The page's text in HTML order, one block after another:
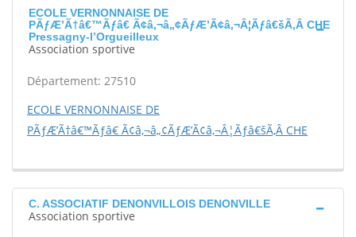
ECOLE VERNONNAISE DE
PÃƒÆ’Ã†â€™Ãƒâ€ Ã¢â‚¬â„¢ÃƒÆ’Ã¢â‚¬Â¦Ãƒâ€šÃ‚Â CHE
Pressagny-l’Orgueilleux
Association sportive
Département: 27510
ECOLE VERNONNAISE DE
PÃƒÆ’Ã†â€™Ãƒâ€ Ã¢â‚¬â„¢ÃƒÆ’Ã¢â‚¬Â¦Ãƒâ€šÃ‚Â CHE
C. ASSOCIATIF DENONVILLOIS DENONVILLE
Association sportive